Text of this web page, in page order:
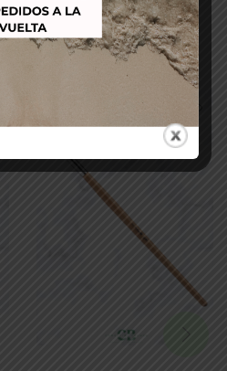
relacionados